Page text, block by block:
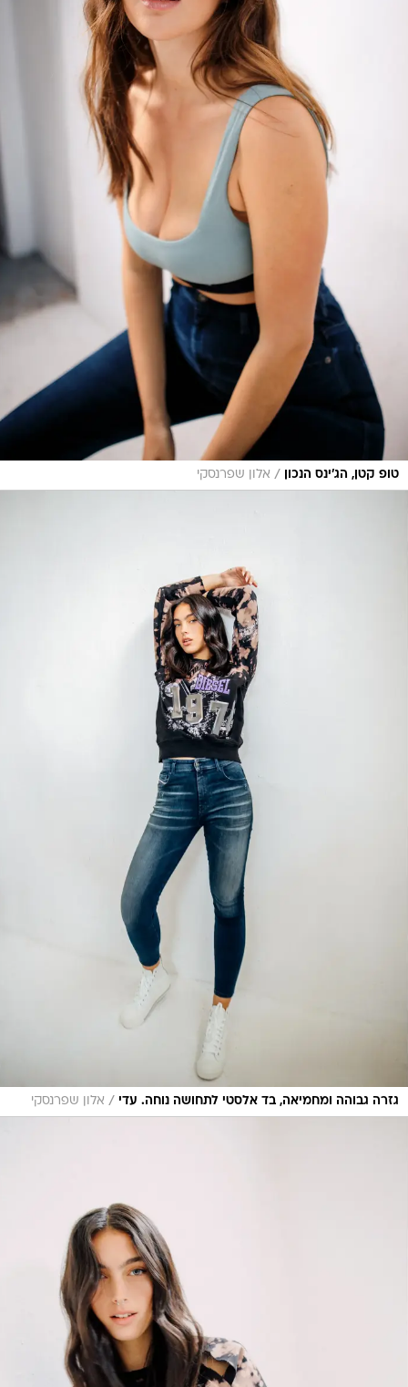
טופ קטן, הג'ינס הנכון / אלון שפרנסקי
גזרה גבוהה ומחמיאה, בד אלסטי לתחושה נוחה. עדי / אלון שפרנסקי